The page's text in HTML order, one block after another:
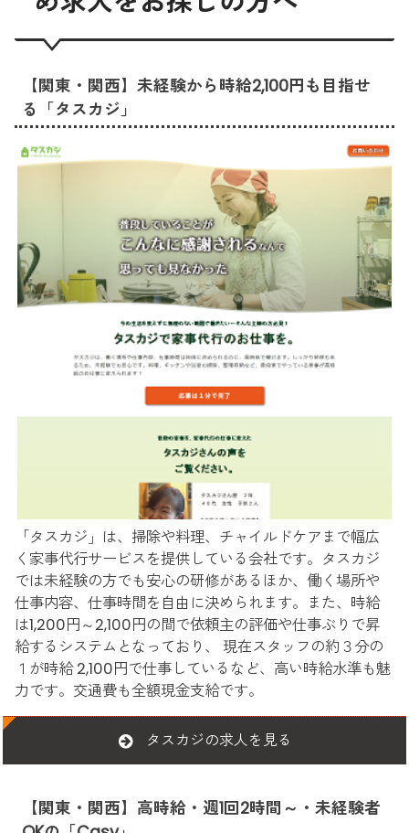
【関東・関西】未経験から時給2,100円も目指せ
る「タスカジ」
「タスカジ」は、掃除や料理、チャイルドケアまで幅広
く家事代行サービスを提供している会社です。タスカジ
では未経験の方でも安心の研修があるほか、働く場所や
仕事内容、仕事時間を自由に決められます。また、時給
は1,200円～2,100円の間で依頼主の評価や仕事ぶりで昇
給するシステムとなっており、 現在スタッフの約３分の
１が時給 2,100円で仕事しているなど、高い時給水準も魅
力です。交通費も全額現金支給です。
タスカジの求人を見る
【関東・関西】高時給・週1回2時間～・未経験者